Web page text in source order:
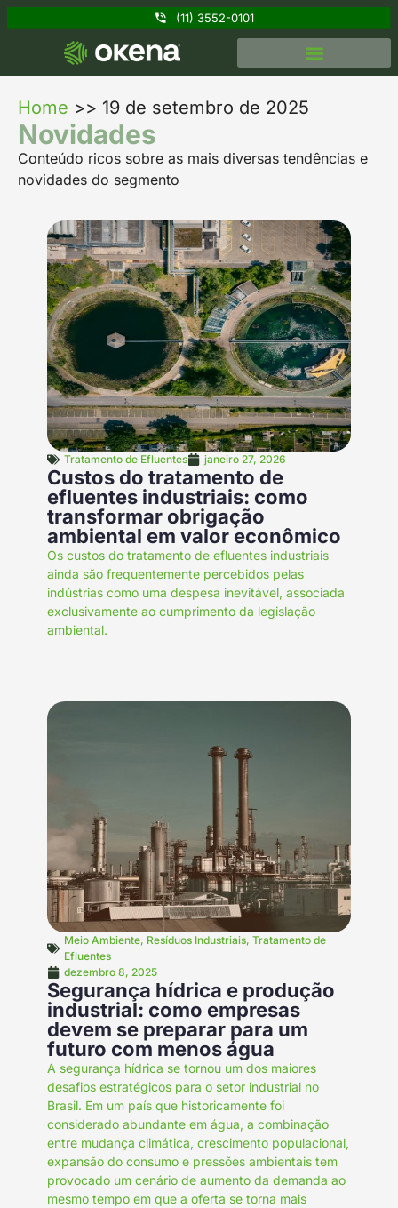
(11) 3552-0101
Home >> 19 de setembro de 2025
Novidades
Conteúdo ricos sobre as mais diversas tendências e
novidades do segmento
Tratamento de Efluentes janeiro 27, 2026
Custos do tratamento de
efluentes industriais: como
transformar obrigação
ambiental em valor econômico
Os custos do tratamento de efluentes industriais
ainda são frequentemente percebidos pelas
indústrias como uma despesa inevitável, associada
exclusivamente ao cumprimento da legislação
ambiental.
Meio Ambiente, Resíduos Industriais, Tratamento de
Efluentes
dezembro 8, 2025
Segurança hídrica e produção
industrial: como empresas
devem se preparar para um
futuro com menos água
A segurança hídrica se tornou um dos maiores
desafios estratégicos para o setor industrial no
Brasil. Em um país que historicamente foi
considerado abundante em água, a combinação
entre mudança climática, crescimento populacional,
expansão do consumo e pressões ambientais tem
provocado um cenário de aumento da demanda ao
mesmo tempo em que a oferta se torna mais